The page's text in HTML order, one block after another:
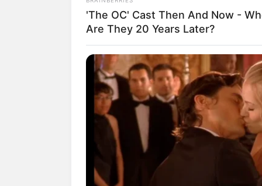
DB Tickets
Hotel Neuruppinhier
Deutschlandweit
'The OC' Cast Then And Now -
Are They 20 Years Later?